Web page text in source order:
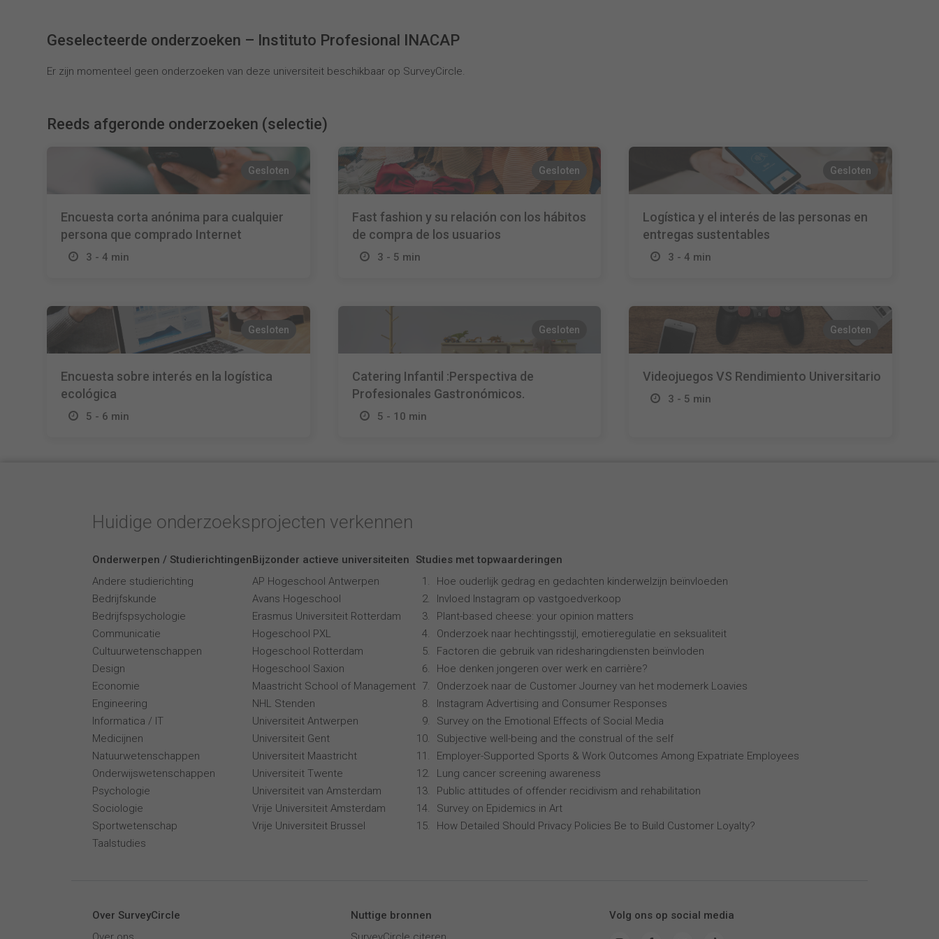
Geselecteerde onderzoeken – Instituto Profesional INACAP
Er zijn momenteel geen onderzoeken van deze universiteit beschikbaar op SurveyCircle.
Reeds afgeronde onderzoeken (selectie)
Gesloten
Encuesta corta anónima para cualquier
persona que comprado Internet
3 - 4 min
Gesloten
Fast fashion y su relación con los hábitos
de compra de los usuarios
3 - 5 min
Gesloten
Logística y el interés de las personas en
entregas sustentables
3 - 4 min
Gesloten
Encuesta sobre interés en la logística
ecológica
5 - 6 min
Gesloten
Catering Infantil :Perspectiva de
Profesionales Gastronómicos.
5 - 10 min
Gesloten
Videojuegos VS Rendimiento Universitario
3 - 5 min
Huidige onderzoeksprojecten verkennen
Onderwerpen / Studierichtingen
Andere studierichting
Bedrijfskunde
Bedrijfspsychologie
Communicatie
Cultuurwetenschappen
Design
Economie
Engineering
Informatica / IT
Medicijnen
Natuurwetenschappen
Onderwijswetenschappen
Psychologie
Sociologie
Sportwetenschap
Taalstudies
Bijzonder actieve universiteiten
AP Hogeschool Antwerpen
Avans Hogeschool
Erasmus Universiteit Rotterdam
Hogeschool PXL
Hogeschool Rotterdam
Hogeschool Saxion
Maastricht School of Management
NHL Stenden
Universiteit Antwerpen
Universiteit Gent
Universiteit Maastricht
Universiteit Twente
Universiteit van Amsterdam
Vrije Universiteit Amsterdam
Vrije Universiteit Brussel
Studies met topwaarderingen
Hoe ouderlijk gedrag en gedachten kinderwelzijn beïnvloeden
Invloed Instagram op vastgoedverkoop
Plant-based cheese: your opinion matters
Onderzoek naar hechtingsstijl, emotieregulatie en seksualiteit
Factoren die gebruik van ridesharingdiensten beïnvloden
Hoe denken jongeren over werk en carrière?
Onderzoek naar de Customer Journey van het modemerk Loavies
Instagram Advertising and Consumer Responses
Survey on the Emotional Effects of Social Media
Subjective well-being and the construal of the self
Employer-Supported Sports & Work Outcomes Among Expatriate Employees
Lung cancer screening awareness
Public attitudes of offender recidivism and rehabilitation
Survey on Epidemics in Art
How Detailed Should Privacy Policies Be to Build Customer Loyalty?
Over SurveyCircle
Nuttige bronnen
Volg ons op social media